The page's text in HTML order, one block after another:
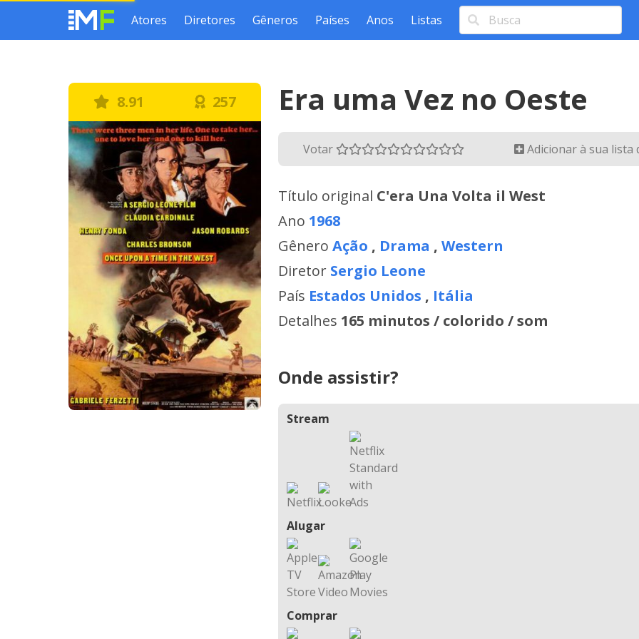
Atores Diretores Gêneros Países Anos Listas
8.91 257 Era uma Vez no Oeste
Votar Adicionar à sua lista
Título original C'era Una Volta il West
Ano 1968
Gênero Ação , Drama , Western
Diretor Sergio Leone
País Estados Unidos , Itália
Detalhes 165 minutos / colorido / som
Onde assistir?
Stream
Alugar
Comprar